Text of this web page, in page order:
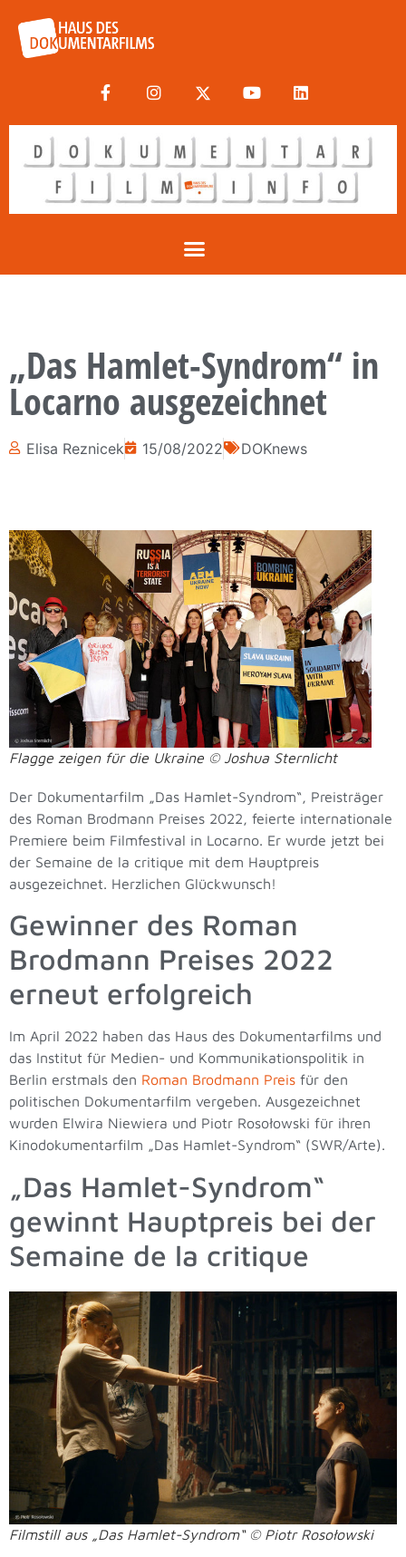
„Das Hamlet-Syndrom“ in
Locarno ausgezeichnet
Elisa Reznicek 15/08/2022 DOKnews
Flagge zeigen für die Ukraine © Joshua Sternlicht
Der Dokumentarfilm „Das Hamlet-Syndrom“, Preisträger
des Roman Brodmann Preises 2022, feierte internationale
Premiere beim Filmfestival in Locarno. Er wurde jetzt bei
der Semaine de la critique mit dem Hauptpreis
ausgezeichnet. Herzlichen Glückwunsch!
Gewinner des Roman
Brodmann Preises 2022
erneut erfolgreich
Im April 2022 haben das Haus des Dokumentarfilms und
das Institut für Medien- und Kommunikationspolitik in
Berlin erstmals den Roman Brodmann Preis für den
politischen Dokumentarfilm vergeben. Ausgezeichnet
wurden Elwira Niewiera und Piotr Rosołowski für ihren
Kinodokumentarfilm „Das Hamlet-Syndrom“ (SWR/Arte).
„Das Hamlet-Syndrom“
gewinnt Hauptpreis bei der
Semaine de la critique
Filmstill aus „Das Hamlet-Syndrom“ © Piotr Rosołowski